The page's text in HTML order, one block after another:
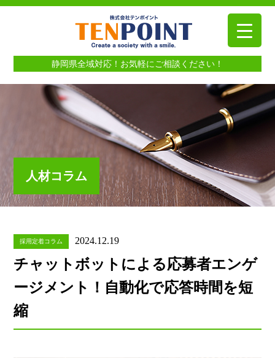
静岡県全域対応！お気軽にご相談ください！
人材コラム
採用定着コラム 2024.12.19
チャットボットによる応募者エンゲ
ージメント！自動化で応答時間を短
縮